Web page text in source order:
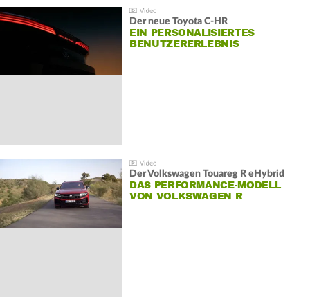
Der neue Toyota C-HR
EIN PERSONALISIERTES
BENUTZERERLEBNIS
Der Volkswagen Touareg R eHybrid
DAS PERFORMANCE-MODELL
VON VOLKSWAGEN R